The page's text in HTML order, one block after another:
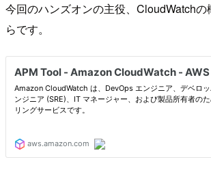
今回のハンズオンの主役、CloudWatchの
らです。